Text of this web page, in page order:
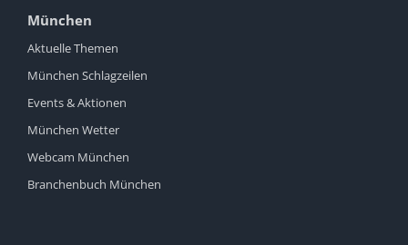
München
Aktuelle Themen
München Schlagzeilen
Events & Aktionen
München Wetter
Webcam München
Branchenbuch München